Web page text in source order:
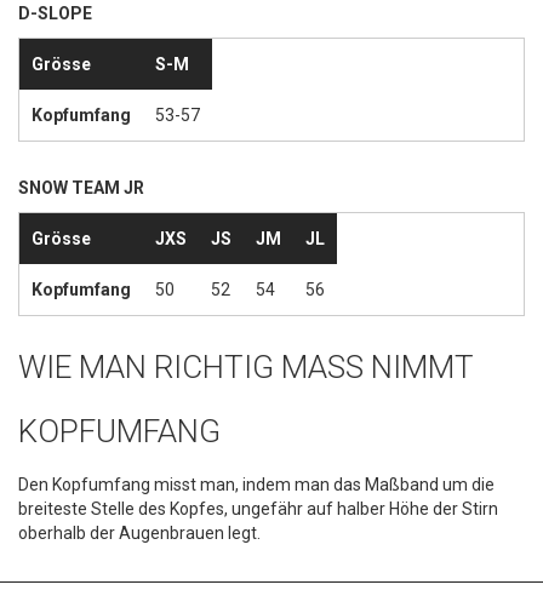
D-SLOPE
Grösse S-M
Kopfumfang 53-57
SNOW TEAM JR
Grösse JXS JS JM JL
Kopfumfang 50 52 54 56
WIE MAN RICHTIG MASS NIMMT
KOPFUMFANG
Den Kopfumfang misst man, indem man das Maßband um die
breiteste Stelle des Kopfes, ungefähr auf halber Höhe der Stirn
oberhalb der Augenbrauen legt.